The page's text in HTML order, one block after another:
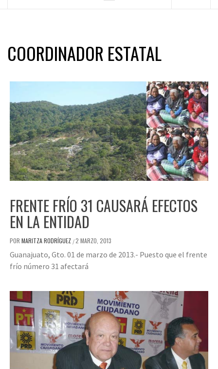
COORDINADOR ESTATAL
FRENTE FRÍO 31 CAUSARÁ EFECTOS
EN LA ENTIDAD
POR MARITZA RODRÍGUEZ /2 MARZO, 2013
Guanajuato, Gto. 01 de marzo de 2013.- Puesto que el frente
frío número 31 afectará